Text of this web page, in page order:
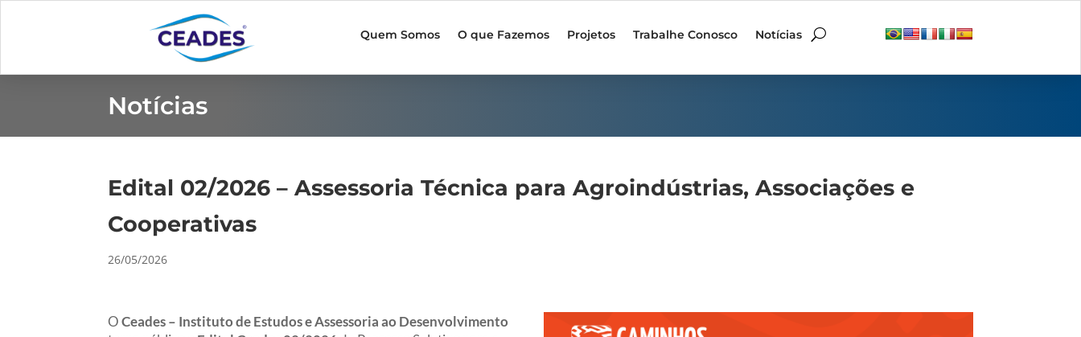
Quem Somos O que Fazemos Projetos Trabalhe Conosco Notícias
Notícias
Edital 02/2026 – Assessoria Técnica para Agroindústrias, Associações e
Cooperativas
26/05/2026
OCeades – Instituto de Estudos e Assessoria ao Desenvolvimento